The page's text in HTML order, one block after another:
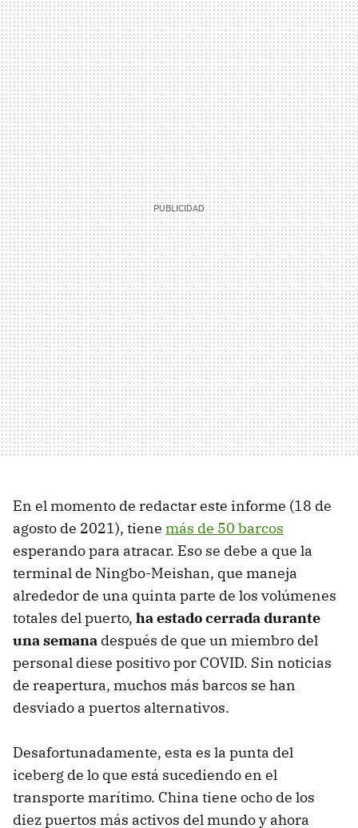
En el momento de redactar este informe (18 de
agosto de 2021), tiene más de 50 barcos
esperando para atracar. Eso se debe a que la
terminal de Ningbo-Meishan, que maneja
alrededor de una quinta parte de los volúmenes
totales del puerto, ha estado cerrada durante
una semana después de que un miembro del
personal diese positivo por COVID. Sin noticias
de reapertura, muchos más barcos se han
desviado a puertos alternativos.
Desafortunadamente, esta es la punta del
iceberg de lo que está sucediendo en el
transporte marítimo. China tiene ocho de los
diez puertos más activos del mundo y ahora